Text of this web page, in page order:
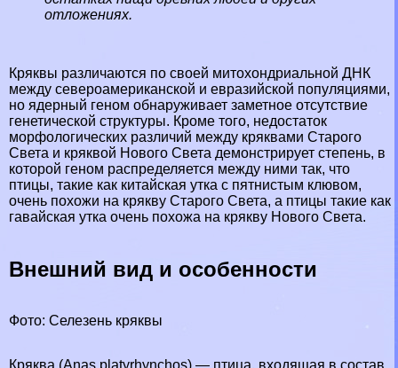
отложениях.
Кряквы различаются по своей митохондриальной ДНК
между североамериканской и евразийской популяциями,
но ядерный геном обнаруживает заметное отсутствие
генетической структуры. Кроме того, недостаток
морфологических различий между кряквами Старого
Света и кряквой Нового Света демонстрирует степень, в
которой геном распределяется между ними так, что
птицы, такие как китайская утка с пятнистым клювом,
очень похожи на крякву Старого Света, а птицы такие как
гавайская утка очень похожа на крякву Нового Света.
Внешний вид и особенности
Фото: Селезень кряквы